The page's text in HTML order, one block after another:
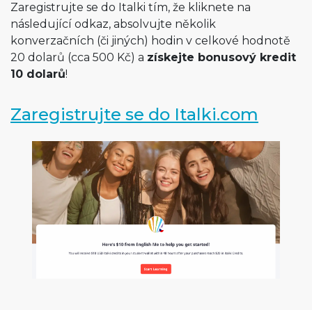
Zaregistrujte se do Italki tím, že kliknete na
následující odkaz, absolvujte několik
konverzačních (či jiných) hodin v celkové hodnotě
20 dolarů (cca 500 Kč) a získejte bonusový kredit
10 dolarů!
Zaregistrujte se do Italki.com